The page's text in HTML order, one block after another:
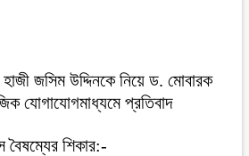
জসিম উদ্দিনকে নিয়ে ড. মোবারক
যোগাযোগমাধ্যমে প্রতিবাদ
বৈষম্যের শিকার:-